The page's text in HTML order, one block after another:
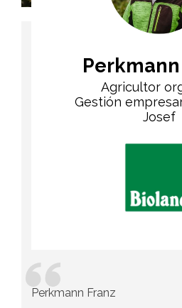
Agricultor
Gestión
Josef
Perkmann Franz